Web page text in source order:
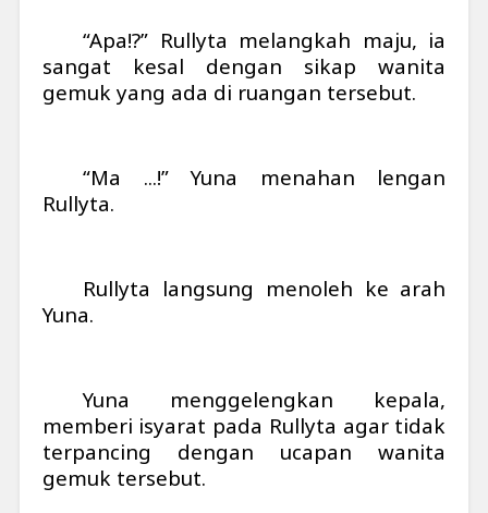
“Apa!?” Rullyta melangkah maju, ia
sangat kesal dengan sikap wanita
gemuk yang ada di ruangan tersebut.
“Ma ...!” Yuna menahan lengan
Rullyta.
Rullyta langsung menoleh ke arah
Yuna.
Yuna menggelengkan kepala,
memberi isyarat pada Rullyta agar tidak
terpancing dengan ucapan wanita
gemuk tersebut.